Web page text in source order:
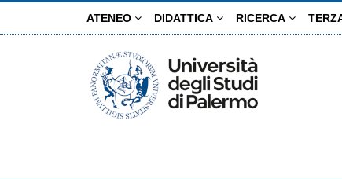
ATENEO DIDATTICA RICERCA